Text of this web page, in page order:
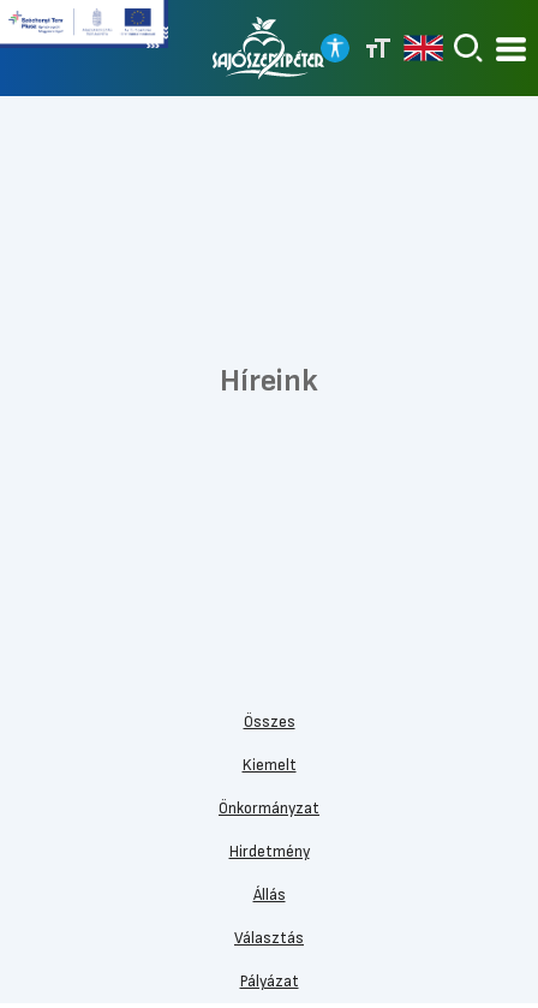
Híreink
Összes
Kiemelt
Önkormányzat
Hirdetmény
Állás
Választás
Pályázat